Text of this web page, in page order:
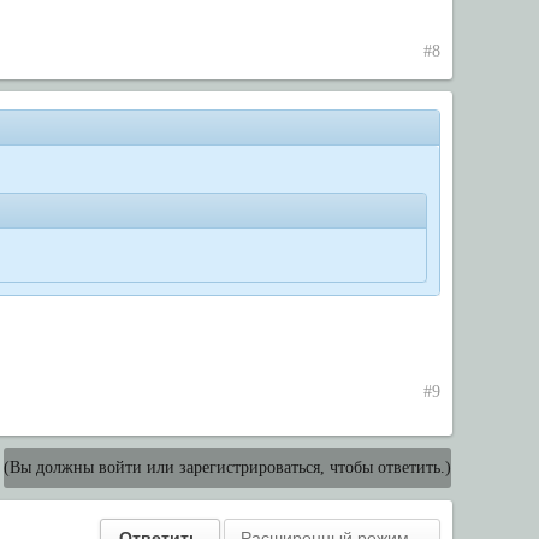
#8
#9
(Вы должны войти или зарегистрироваться, чтобы ответить.)